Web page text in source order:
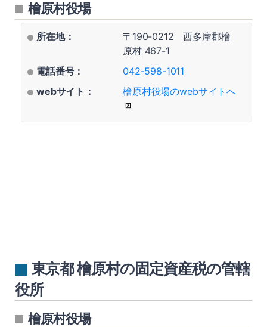
檜原村役場
所在地：
〒190-0212 西多摩郡檜
原村 467-1
電話番号：
042-598-1011
webサイト：
檜原村役場のwebサイトへ
東京都 檜原村の固定資産税の管轄
役所
檜原村役場